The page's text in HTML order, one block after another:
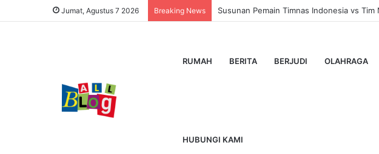
Jumat, Agustus 7 2026 Breaking News Susunan Pemain Timnas Indonesia vs
RUMAH BERITA BERJUDI OLAHRAGA
HUBUNGI KAMI
Home/Kode Redeem FC Mobile
Kode Redeem FC Mobile